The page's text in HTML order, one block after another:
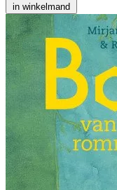
in winkelmand